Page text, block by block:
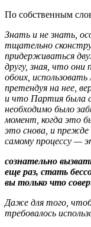
По собственным
Знать и не знать,
тщательно
придерживаться
другу, зная, что они
обоих,
претендуя на нее,
и что Партия была
необходимо было
момент, когда это
это снова, и
самому процессу —
сознательно
еще раз, стать
вы только что
Даже для того,
требовалось